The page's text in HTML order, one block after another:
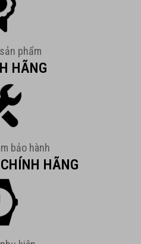
phẩm
HÃNG
bảo hành
HÃNG